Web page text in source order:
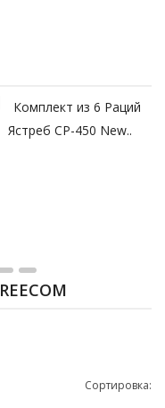
из 6 Раций
СР-450 New..
Сортировка: